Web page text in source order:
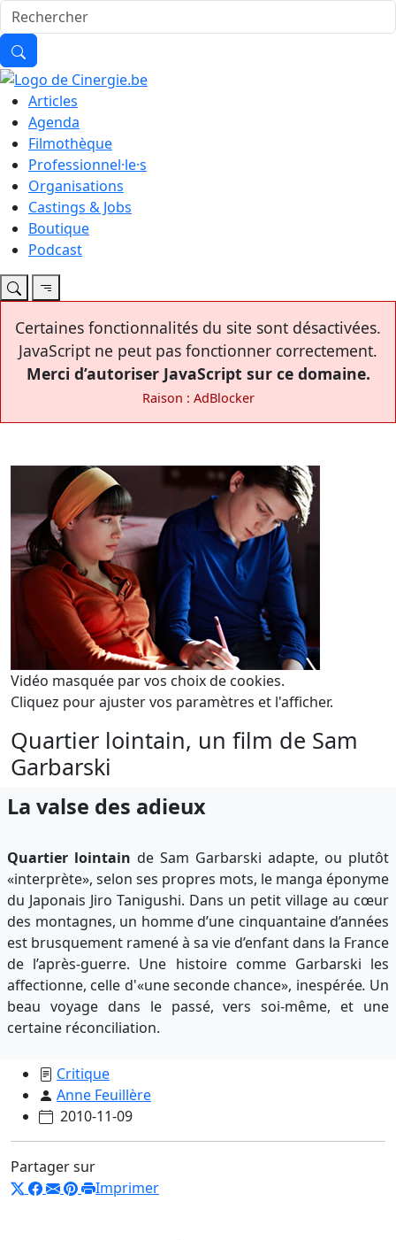
Articles
Agenda
Filmothèque
Professionnel·le·s
Organisations
Castings & Jobs
Boutique
Podcast
Certaines fonctionnalités du site sont désactivées.
JavaScript ne peut pas fonctionner correctement.
Merci d’autoriser JavaScript sur ce domaine.
Raison : AdBlocker
Vidéo masquée par vos choix de cookies.
Cliquez pour ajuster vos paramètres et l'afficher.
Quartier lointain, un film de Sam
Garbarski
La valse des adieux
Quartier lointain de Sam Garbarski adapte, ou plutôt
«interprète», selon ses propres mots, le manga éponyme
du Japonais Jiro Tanigushi. Dans un petit village au cœur
des montagnes, un homme d’une cinquantaine d’années
est brusquement ramené à sa vie d’enfant dans la France
de l’après-guerre. Une histoire comme Garbarski les
affectionne, celle d'«une seconde chance», inespérée. Un
beau voyage dans le passé, vers soi-même, et une
certaine réconciliation.
Critique
Anne Feuillère
2010-11-09
Partager sur
Imprimer